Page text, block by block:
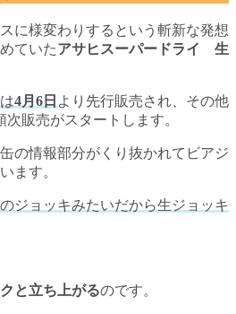
に様変わりするという斬新な発想
ていたアサヒスーパードライ 生
4月6日 より先行販売され、その他
次販売がスタートします。
の情報部分がくり抜かれてビアジ
ます。
ジョッキみたいだから生ジョッキ
と立ち上がるのです。